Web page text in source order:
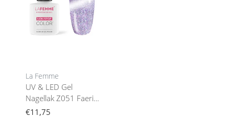
La Femme
UV & LED Gel
Nagellak Z051 Faerie
Shadow 8gr
€11,75